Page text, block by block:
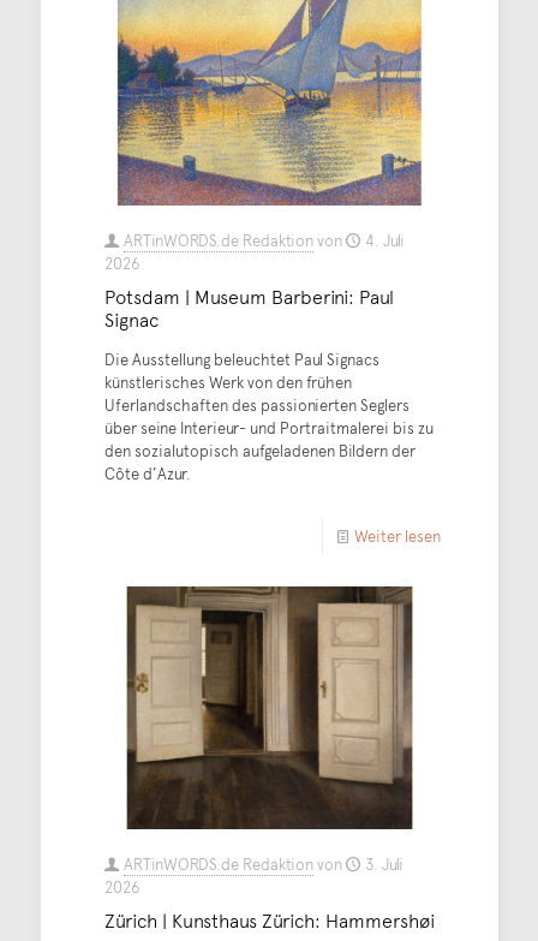
ARTinWORDS.de Redaktionvon
4. Juli
2026
Potsdam | Museum Barberini: Paul
Signac
Die Ausstellung beleuchtet Paul Signacs
künstlerisches Werk von den frühen
Uferlandschaften des passionierten Seglers
über seine Interieur- und Portraitmalerei bis zu
den sozialutopisch aufgeladenen Bildern der
Côte d’Azur.
Weiter lesen
ARTinWORDS.de Redaktionvon
3. Juli
2026
Zürich | Kunsthaus Zürich: Hammershøi